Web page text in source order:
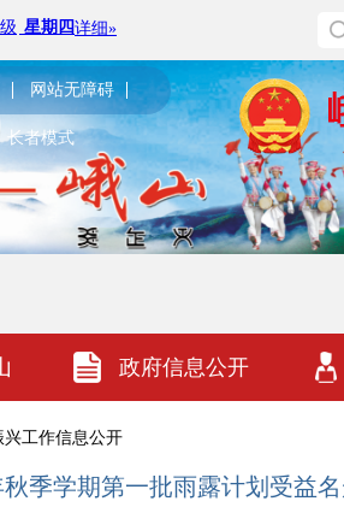
网站无障碍
长者模式
政府信息公开
兴工作信息公开
季学期第一批雨露计划受益